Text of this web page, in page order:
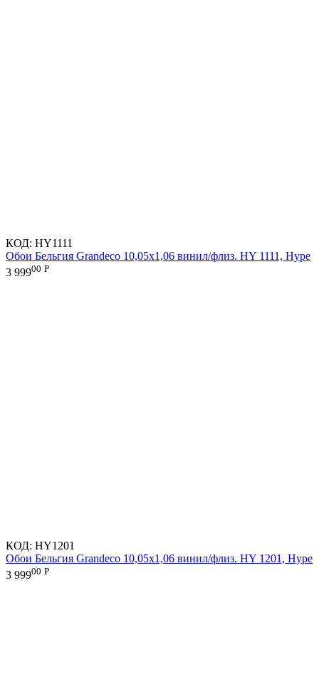
КОД: HY1111
Обои Бельгия Grandeco 10,05х1,06 винил/флиз. HY 1111, Hype
3 99900 Р
КОД: HY1201
Обои Бельгия Grandeco 10,05х1,06 винил/флиз. HY 1201, Hype
3 99900 Р